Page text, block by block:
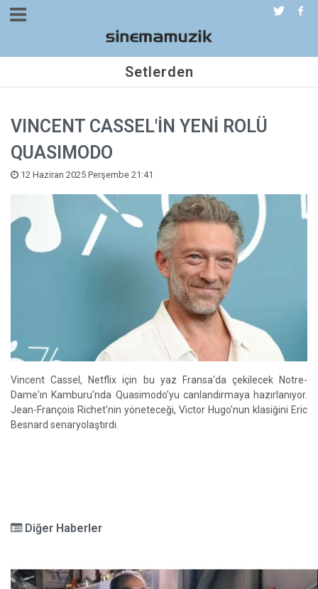
Setlerden
VINCENT CASSEL'İN YENİ ROLÜ
QUASIMODO
12 Haziran 2025 Perşembe 21:41
Vincent Cassel, Netflix için bu yaz Fransa'da çekilecek Notre-
Dame'ın Kamburu'nda Quasimodo'yu canlandırmaya hazırlanıyor.
Jean-François Richet'nin yöneteceği, Victor Hugo'nun klasiğini Eric
Besnard senaryolaştırdı.
Diğer Haberler